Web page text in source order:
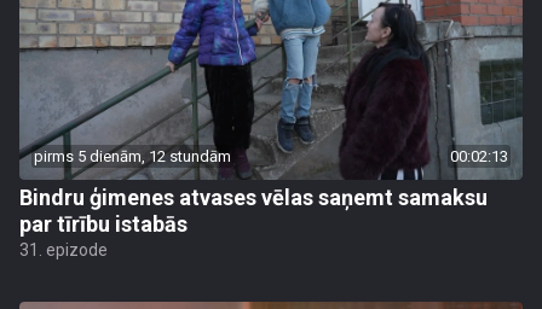
pirms 5 dienām, 12 stundām 00:02:13
Bindru ģimenes atvases vēlas saņemt samaksu
par tīrību istabās
31. epizode